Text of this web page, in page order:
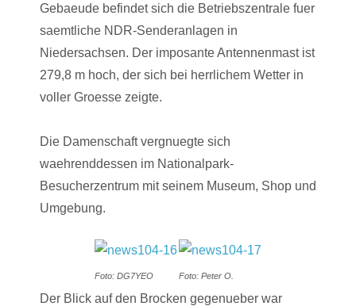
Gebaeude befindet sich die Betriebszentrale fuer
saemtliche NDR-Senderanlagen in
Niedersachsen. Der imposante Antennenmast ist
279,8 m hoch, der sich bei herrlichem Wetter in
voller Groesse zeigte.
Die Damenschaft vergnuegte sich
waehrenddessen im Nationalpark-
Besucherzentrum mit seinem Museum, Shop und
Umgebung.
Foto: DG7YEO Foto: Peter O.
Der Blick auf den Brocken gegenueber war